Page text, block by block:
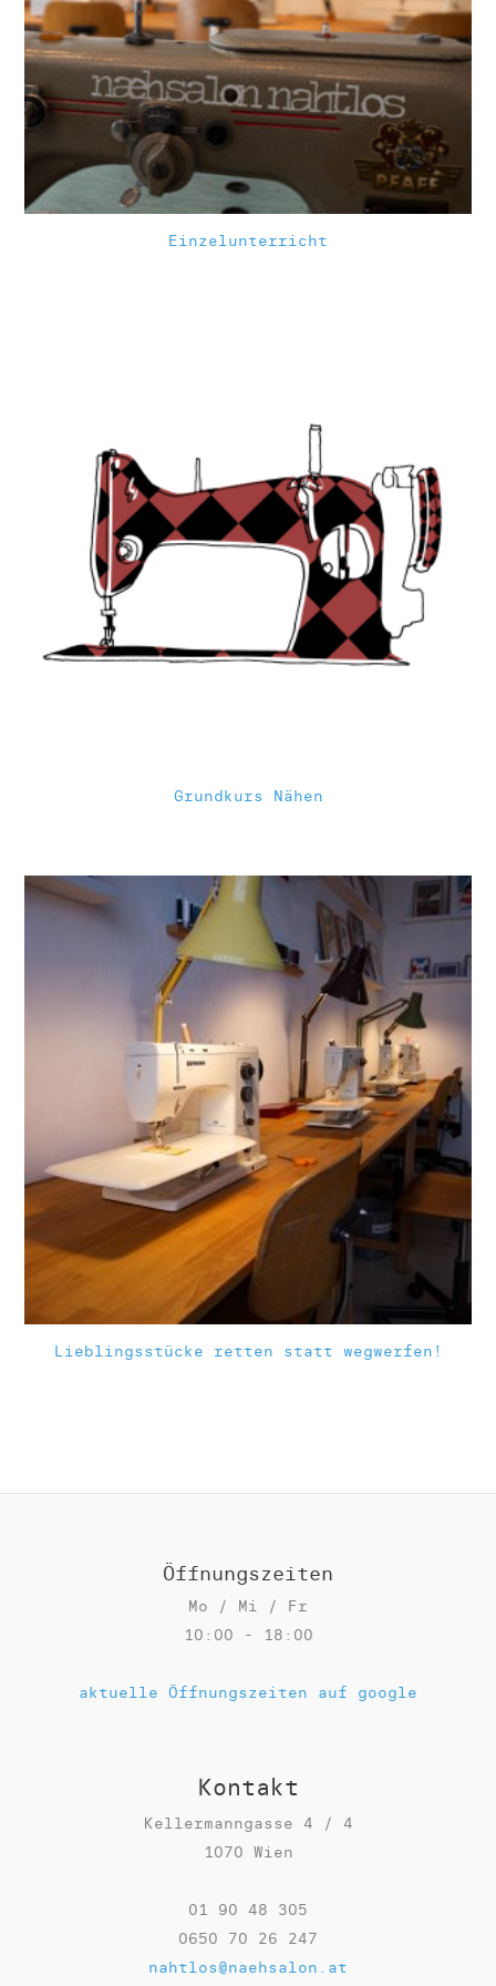
Einzelunterricht
Grundkurs Nähen
Lieblingsstücke retten statt wegwerfen!
Öffnungszeiten
Mo / Mi / Fr
10:00 - 18:00
aktuelle Öffnungszeiten auf google
Kontakt
Kellermanngasse 4 / 4
1070 Wien
01 90 48 305
0650 70 26 247
nahtlos@naehsalon.at